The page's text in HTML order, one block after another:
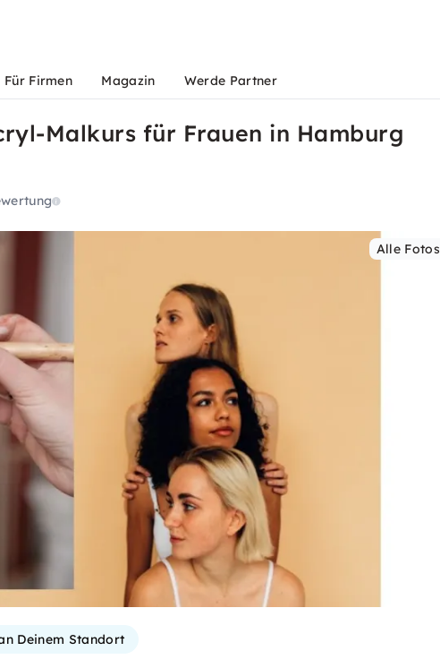
Für Firmen Magazin Werde Partner
Malkurs für Frauen in Hamburg
Alle Fotos
Deinem Standort